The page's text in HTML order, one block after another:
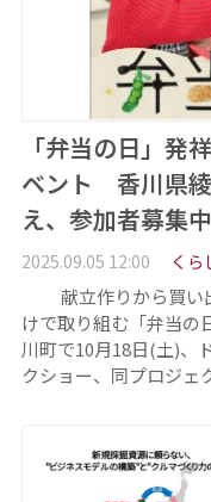
「弁当の日」発
ベント 香川県
え、参加者募集中
2025.09.05 12:00 くら
献立作りから買い
けで取り組む「弁当の
川町で10月18日(土)、
クショー、同プロジ